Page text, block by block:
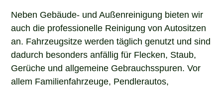
Neben Gebäude- und Außenreinigung bieten wir
auch die professionelle Reinigung von Autositzen
an. Fahrzeugsitze werden täglich genutzt und sind
dadurch besonders anfällig für Flecken, Staub,
Gerüche und allgemeine Gebrauchsspuren. Vor
allem Familienfahrzeuge, Pendlerautos,